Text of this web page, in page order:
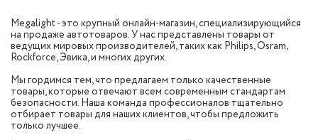
Megalight - это крупный онлайн-магазин, специализирующийся
на продаже автотоваров. У нас представлены товары от
ведущих мировых производителей, таких как Philips, Osram,
Rockforce, Эвика, и многих других.
Мы гордимся тем, что предлагаем только качественные
товары, которые отвечают всем современным стандартам
безопасности. Наша команда профессионалов тщательно
отбирает товары для наших клиентов, чтобы предложить
только лучшее.